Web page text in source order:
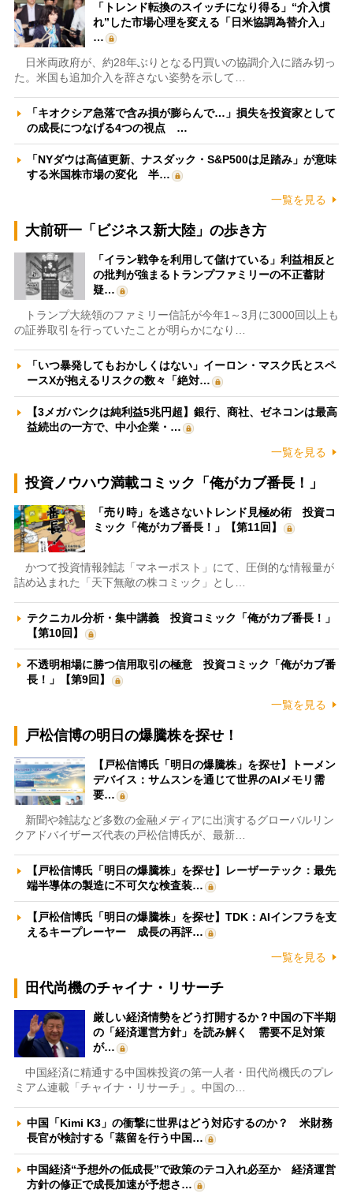
「トレンド転換のスイッチになり得る」“介入慣
れ”した市場心理を変える「日米協調為替介入」
…
日米両政府が、約28年ぶりとなる円買いの協調介入に踏み切っ
た。米国も追加介入を辞さない姿勢を示して…
「キオクシア急落で含み損が膨らんで…」損失を投資家として
の成長につなげる4つの視点 …
「NYダウは高値更新、ナスダック・S&P500は足踏み」が意味
する米国株市場の変化 半…
一覧を見る
大前研一「ビジネス新大陸」の歩き方
「イラン戦争を利用して儲けている」利益相反と
の批判が強まるトランプファミリーの不正蓄財
疑…
トランプ大統領のファミリー信託が今年1～3月に3000回以上も
の証券取引を行っていたことが明らかになり…
「いつ暴発してもおかしくはない」イーロン・マスク氏とスペ
ースXが抱えるリスクの数々「絶対…
【3メガバンクは純利益5兆円超】銀行、商社、ゼネコンは最高
益続出の一方で、中小企業・…
一覧を見る
投資ノウハウ満載コミック「俺がカブ番長！」
「売り時」を逃さないトレンド見極め術 投資コ
ミック「俺がカブ番長！」【第11回】
かつて投資情報雑誌「マネーポスト」にて、圧倒的な情報量が
詰め込まれた「天下無敵の株コミック」とし…
テクニカル分析・集中講義 投資コミック「俺がカブ番長！」
【第10回】
不透明相場に勝つ信用取引の極意 投資コミック「俺がカブ番
長！」【第9回】
一覧を見る
戸松信博の明日の爆騰株を探せ！
【戸松信博氏「明日の爆騰株」を探せ】トーメン
デバイス：サムスンを通じて世界のAIメモリ需
要…
新聞や雑誌など多数の金融メディアに出演するグローバルリン
クアドバイザーズ代表の戸松信博氏が、最新…
【戸松信博氏「明日の爆騰株」を探せ】レーザーテック：最先
端半導体の製造に不可欠な検査装…
【戸松信博氏「明日の爆騰株」を探せ】TDK：AIインフラを支
えるキープレーヤー 成長の再評…
一覧を見る
田代尚機のチャイナ・リサーチ
厳しい経済情勢をどう打開するか？中国の下半期
の「経済運営方針」を読み解く 需要不足対策
が…
中国経済に精通する中国株投資の第一人者・田代尚機氏のプレ
ミアム連載「チャイナ・リサーチ」。中国の…
中国「Kimi K3」の衝撃に世界はどう対応するのか？ 米財務
長官が検討する「蒸留を行う中国…
中国経済“予想外の低成長”で政策のテコ入れ必至か 経済運営
方針の修正で成長加速が予想さ…